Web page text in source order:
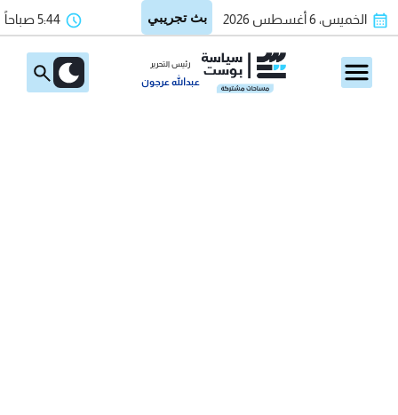
الخميس، 6 أغسطس 2026 5:44 صباحاً
رئيس التحرير
عبدالله عرجون